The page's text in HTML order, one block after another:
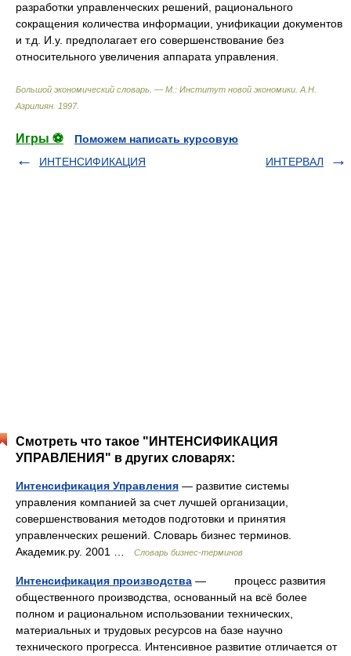
разработки управленческих решений, рационального
сокращения количества информации, унификации документов
и т.д. И.у. предполагает его совершенствование без
относительного увеличения аппарата управления.
Большой экономический словарь. — М.: Институт новой экономики А.Н.
Азрилиян 1997.
Игры ⚽
Поможем написать курсовую
ИНТЕНСИФИКАЦИЯ
ИНТЕРВАЛ
Смотреть что такое "ИНТЕНСИФИКАЦИЯ
УПРАВЛЕНИЯ" в других словарях:
Интенсификация Управления — развитие системы
управления компанией за счет лучшей организации,
совершенствования методов подготовки и принятия
управленческих решений. Словарь бизнес терминов.
Академик.ру. 2001 …
Словарь бизнес-терминов
Интенсификация производства — процесс развития
общественного производства, основанный на всё более
полном и рациональном использовании технических,
материальных и трудовых ресурсов на базе научно
технического прогресса. Интенсивное развитие отличается от